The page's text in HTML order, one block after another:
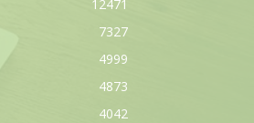
12471
7327
4999
4873
4042